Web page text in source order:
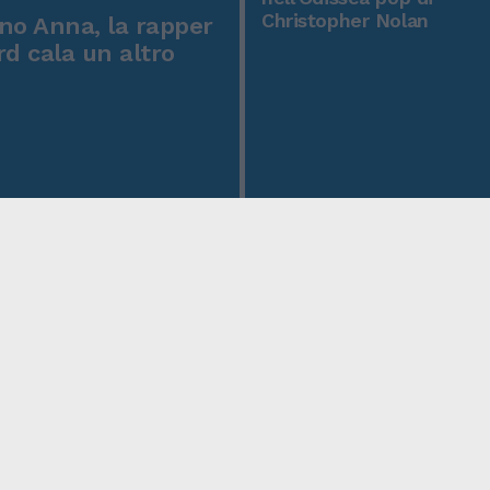
Anna, la rapper
cala un altro
Christopher Nolan